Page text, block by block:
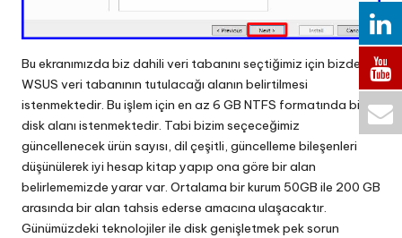
Bu ekranımızda biz dahili veri tabanını seçtiğimiz için bizden
WSUS veri tabanının tutulacağı alanın belirtilmesi
istenmektedir. Bu işlem için en az 6 GB NTFS formatında bir
disk alanı istenmektedir. Tabi bizim seçeceğimiz
güncellenecek ürün sayısı, dil çeşitli, güncelleme bileşenleri
düşünülerek iyi hesap kitap yapıp ona göre bir alan
belirlememizde yarar var. Ortalama bir kurum 50GB ile 200 GB
arasında bir alan tahsis ederse amacına ulaşacaktır.
Günümüzdeki teknolojiler ile disk genişletmek pek sorun